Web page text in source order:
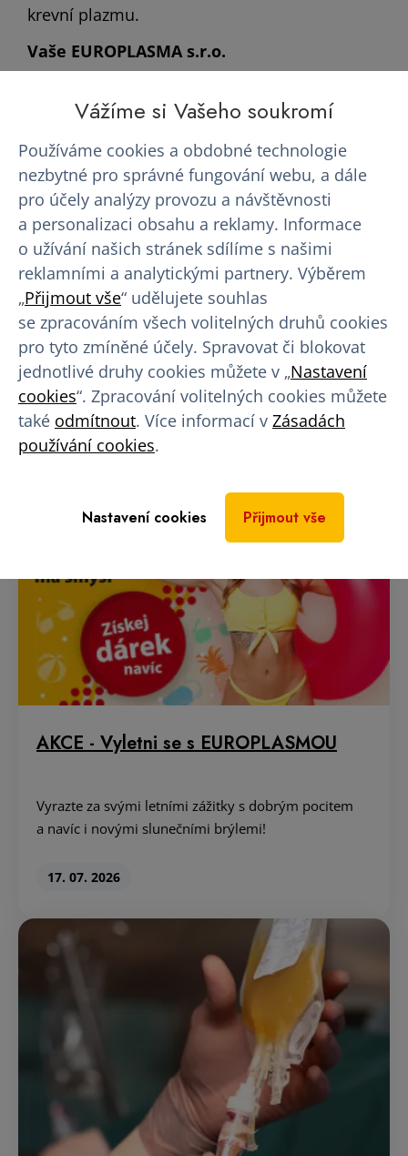
krevní plazmu.
Vaše EUROPLASMA s.r.o.
Chcete darovat krevní plazmu, získat
finanční kompenzaci
a využívat našich benefitů pro dárce?
Registrovat se k odběru
Přečtěte si další články
AKCE - Vyletni se s EUROPLASMOU
Vyrazte za svými letními zážitky s dobrým pocitem
a navíc i novými slunečními brýlemi!
17. 07. 2026
Vážíme si Vašeho soukromí
Používáme cookies a obdobné technologie
nezbytné pro správné fungování webu, a dále
pro účely analýzy provozu a návštěvnosti
a personalizaci obsahu a reklamy. Informace
o užívání našich stránek sdílíme s našimi
reklamními a analytickými partnery. Výběrem
„Přijmout vše“ udělujete souhlas
se zpracováním všech volitelných druhů cookies
pro tyto zmíněné účely. Spravovat či blokovat
jednotlivé druhy cookies můžete v „Nastavení
cookies“. Zpracování volitelných cookies můžete
také odmítnout. Více informací v Zásadách
používání cookies.
Nastavení cookies Přijmout vše